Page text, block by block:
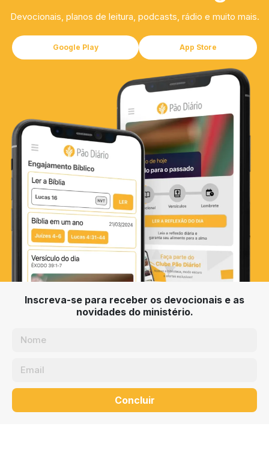
Devocionais, planos de leitura, podcasts, rádio e muito mais.
Google Play App Store
Inscreva-se para receber os devocionais e as
novidades do ministério.
Concluir